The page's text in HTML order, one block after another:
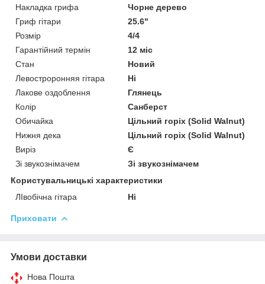
Накладка грифа
Чорне дерево
Гриф гітари
25.6"
Розмір
4/4
Гарантійний термін
12 міс
Стан
Новий
Левостроронняя гітара
Ні
Лакове оздоблення
Глянець
Колір
Санберст
Обичайка
Цільний горіх (Solid Walnut)
Нижня дека
Цільний горіх (Solid Walnut)
Виріз
Є
Зі звукознімачем
Зі звукознімачем
Користувальницькі характеристики
ЛІвобічна гітара
Ні
Приховати
Умови доставки
Нова Пошта